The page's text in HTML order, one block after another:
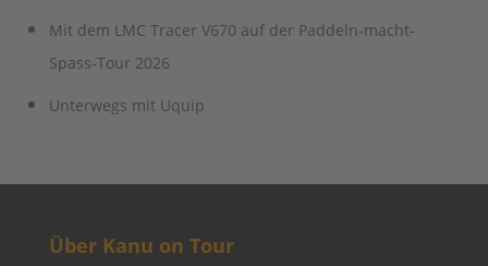
Mit dem LMC Tracer V670 auf der Paddeln-macht-
Spass-Tour 2026
Unterwegs mit Uquip
Über Kanu on Tour